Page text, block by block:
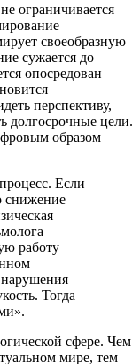
ограничивается
своеобразную
сужается до
опосредован
перспективу,
долгосрочные цели.
образом
Если
снижение
работу
Тогда
сфере. Чем
мире, тем